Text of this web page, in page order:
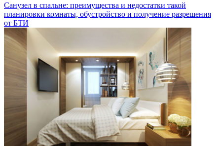
Санузел в спальне: преимущества и недостатки такой
планировки комнаты, обустройство и получение разрешения
от БТИ